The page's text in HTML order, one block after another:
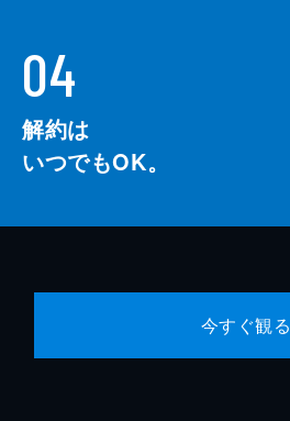
04
解約は
いつでもOK。
今すぐ観る